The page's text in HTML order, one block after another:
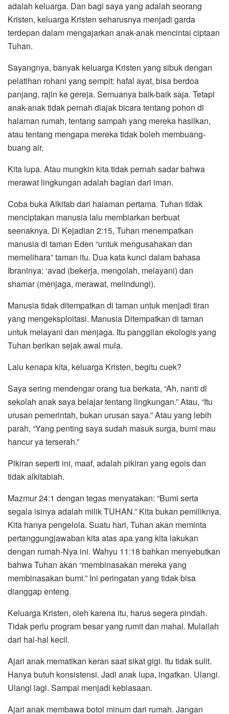
adalah keluarga. Dan bagi saya yang adalah seorang
Kristen, keluarga Kristen seharusnya menjadi garda
terdepan dalam mengajarkan anak-anak mencintai ciptaan
Tuhan.
Sayangnya, banyak keluarga Kristen yang sibuk dengan
pelatihan rohani yang sempit: hafal ayat, bisa berdoa
panjang, rajin ke gereja. Semuanya baik-baik saja. Tetapi
anak-anak tidak pernah diajak bicara tentang pohon di
halaman rumah, tentang sampah yang mereka hasilkan,
atau tentang mengapa mereka tidak boleh membuang-
buang air.
Kita lupa. Atau mungkin kita tidak pernah sadar bahwa
merawat lingkungan adalah bagian dari iman.
Coba buka Alkitab dari halaman pertama. Tuhan tidak
menciptakan manusia lalu membiarkan berbuat
seenaknya. Di Kejadian 2:15, Tuhan menempatkan
manusia di taman Eden “untuk mengusahakan dan
memelihara” taman itu. Dua kata kunci dalam bahasa
Ibraninya: ‘avad (bekerja, mengolah, melayani) dan
shamar (menjaga, merawat, melindungi).
Manusia tidak ditempatkan di taman untuk menjadi tiran
yang mengeksploitasi. Manusia Ditempatkan di taman
untuk melayani dan menjaga. Itu panggilan ekologis yang
Tuhan berikan sejak awal mula.
Lalu kenapa kita, keluarga Kristen, begitu cuek?
Saya sering mendengar orang tua berkata, “Ah, nanti di
sekolah anak saya belajar tentang lingkungan.” Atau, “Itu
urusan pemerintah, bukan urusan saya.” Atau yang lebih
parah, “Yang penting saya sudah masuk surga, bumi mau
hancur ya terserah.”
Pikiran seperti ini, maaf, adalah pikiran yang egois dan
tidak alkitabiah.
Mazmur 24:1 dengan tegas menyatakan: “Bumi serta
segala isinya adalah milik TUHAN.” Kita bukan pemiliknya.
Kita hanya pengelola. Suatu hari, Tuhan akan meminta
pertanggungjawaban kita atas apa yang kita lakukan
dengan rumah-Nya ini. Wahyu 11:18 bahkan menyebutkan
bahwa Tuhan akan “membinasakan mereka yang
membinasakan bumi.” Ini peringatan yang tidak bisa
dianggap enteng.
Keluarga Kristen, oleh karena itu, harus segera pindah.
Tidak perlu program besar yang rumit dan mahal. Mulailah
dari hal-hal kecil.
Ajari anak mematikan keran saat sikat gigi. Itu tidak sulit.
Hanya butuh konsistensi. Jadi anak lupa, ingatkan. Ulangi.
Ulangi lagi. Sampai menjadi kebiasaan.
Ajari anak membawa botol minum dari rumah. Jangan